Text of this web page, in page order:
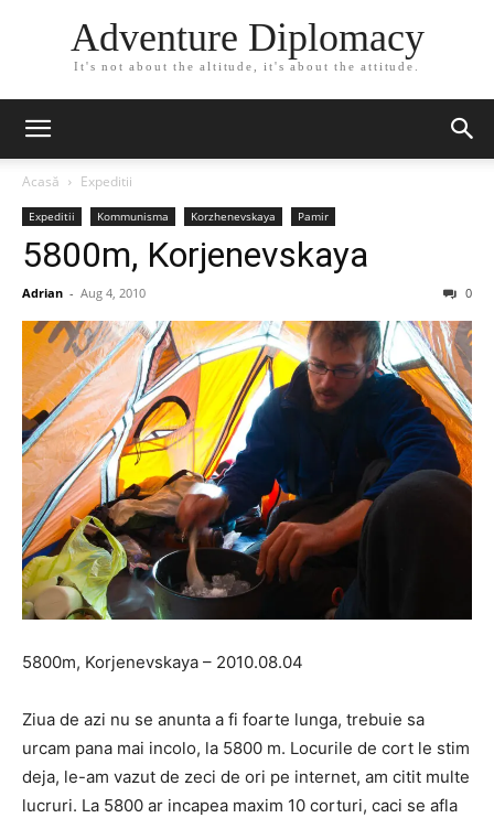
Adventure Diplomacy
It's not about the altitude, it's about the attitude.
Acasă Expeditii
Expeditii Kommunisma Korzhenevskaya Pamir
5800m, Korjenevskaya
Adrian - Aug 4, 2010 0
5800m, Korjenevskaya – 2010.08.04
Ziua de azi nu se anunta a fi foarte lunga, trebuie sa
urcam pana mai incolo, la 5800 m. Locurile de cort le stim
deja, le-am vazut de zeci de ori pe internet, am citit multe
lucruri. La 5800 ar incapea maxim 10 corturi, caci se afla